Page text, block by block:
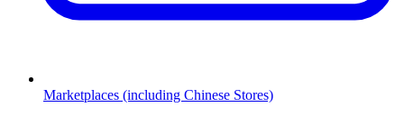
Marketplaces (including Chinese Stores)